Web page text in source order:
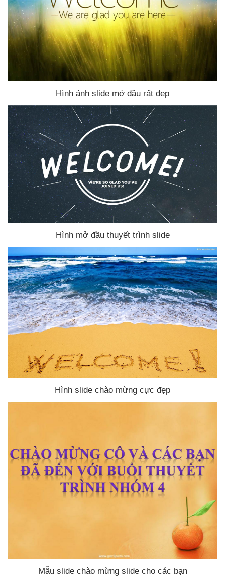
Hình ảnh slide mở đầu rất đẹp
Hình mở đầu thuyết trình slide
Hình slide chào mừng cực đẹp
Mẫu slide chào mừng slide cho các bạn